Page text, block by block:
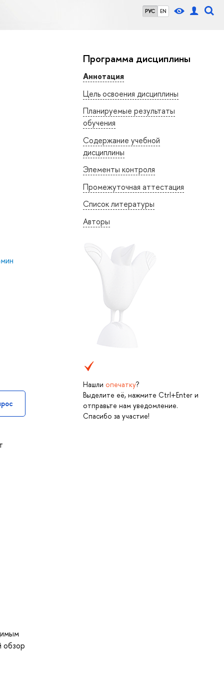
РУС EN
Программа дисциплины
Аннотация
Цель освоения дисциплины
Планируемые результаты
обучения
Содержание учебной
дисциплины
Элементы контроля
Промежуточная аттестация
Список литературы
Авторы
Нашли опечатку?
Выделите её, нажмите Ctrl+Enter и
отправьте нам уведомление.
Спасибо за участие!
обзор